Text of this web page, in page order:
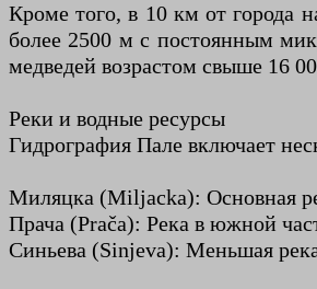
Кроме того, в 10 км от города
более 2500 м с постоянным
медведей возрастом свыше 16
Реки и водные ресурсы
Гидрография Пале включает
Миляцка (Miljacka): Основная
Прача (Prača): Река в южной
Синьева (Sinjeva): Меньшая